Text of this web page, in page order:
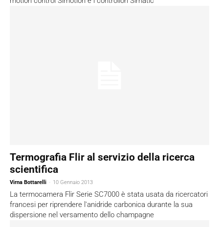
Termografia Flir al servizio della ricerca
scientifica
Virna Bottarelli - 10 Gennaio 2013
La termocamera Flir Serie SC7000 è stata usata da ricercatori
francesi per riprendere l'anidride carbonica durante la sua
dispersione nel versamento dello champagne